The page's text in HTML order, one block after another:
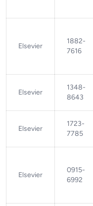
Elsevier
1882-
7616
Elsevier
1348-
8643
Elsevier
1723-
7785
Elsevier
0915-
6992